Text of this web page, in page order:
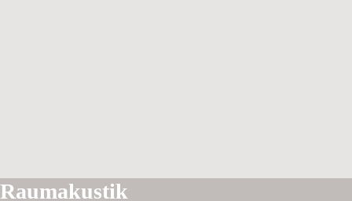
Raumakustik